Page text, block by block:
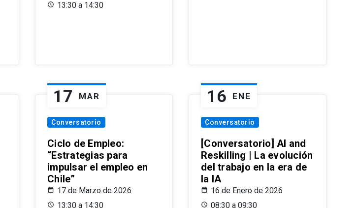
13:30 a 14:30
17 MAR
Conversatorio
Ciclo de Empleo:
“Estrategias para
impulsar el empleo en
Chile”
17 de Marzo de 2026
13:30 a 14:30
16 ENE
Conversatorio
[Conversatorio] AI and
Reskilling | La evolución
del trabajo en la era de
la IA
16 de Enero de 2026
08:30 a 09:30